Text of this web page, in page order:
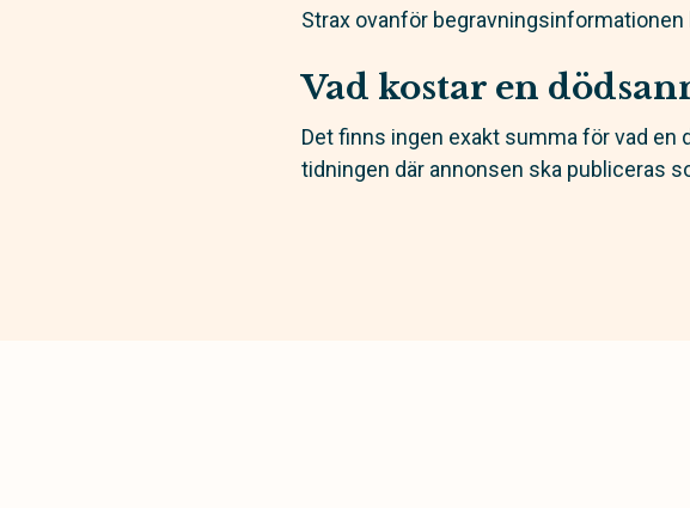
Strax ovanför
Vad kostar en
Det finns ingen exakt summa för vad en
tidningen där annonsen ska publiceras